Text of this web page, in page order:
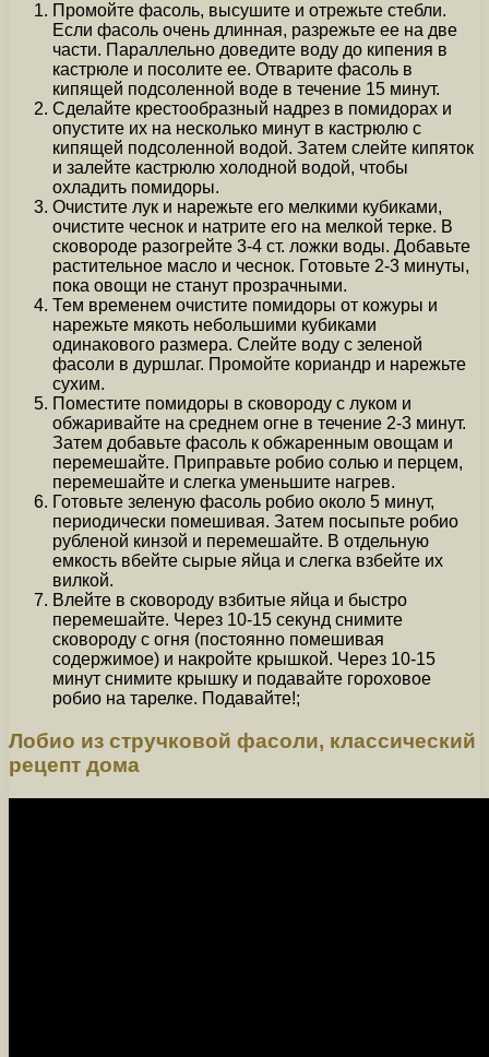
Промойте фасоль, высушите и отрежьте стебли.
Если фасоль очень длинная, разрежьте ее на две
части. Параллельно доведите воду до кипения в
кастрюле и посолите ее. Отварите фасоль в
кипящей подсоленной воде в течение 15 минут.
Сделайте крестообразный надрез в помидорах и
опустите их на несколько минут в кастрюлю с
кипящей подсоленной водой. Затем слейте кипяток
и залейте кастрюлю холодной водой, чтобы
охладить помидоры.
Очистите лук и нарежьте его мелкими кубиками,
очистите чеснок и натрите его на мелкой терке. В
сковороде разогрейте 3-4 ст. ложки воды. Добавьте
растительное масло и чеснок. Готовьте 2-3 минуты,
пока овощи не станут прозрачными.
Тем временем очистите помидоры от кожуры и
нарежьте мякоть небольшими кубиками
одинакового размера. Слейте воду с зеленой
фасоли в дуршлаг. Промойте кориандр и нарежьте
сухим.
Поместите помидоры в сковороду с луком и
обжаривайте на среднем огне в течение 2-3 минут.
Затем добавьте фасоль к обжаренным овощам и
перемешайте. Приправьте робио солью и перцем,
перемешайте и слегка уменьшите нагрев.
Готовьте зеленую фасоль робио около 5 минут,
периодически помешивая. Затем посыпьте робио
рубленой кинзой и перемешайте. В отдельную
емкость вбейте сырые яйца и слегка взбейте их
вилкой.
Влейте в сковороду взбитые яйца и быстро
перемешайте. Через 10-15 секунд снимите
сковороду с огня (постоянно помешивая
содержимое) и накройте крышкой. Через 10-15
минут снимите крышку и подавайте гороховое
робио на тарелке. Подавайте!;
Лобио из стручковой фасоли, классический
рецепт дома